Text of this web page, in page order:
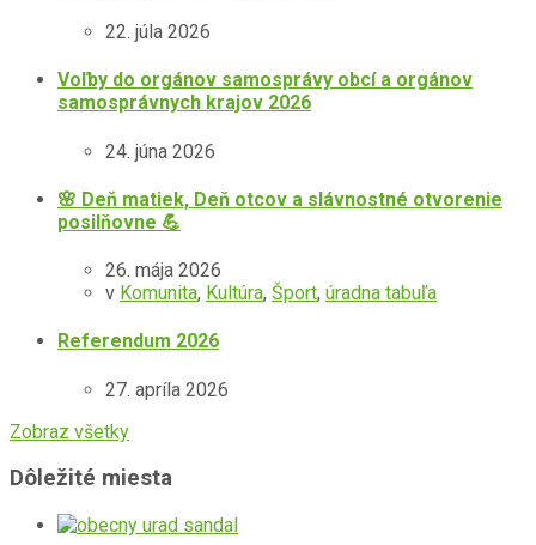
22. júla 2026
Voľby do orgánov samosprávy obcí a orgánov
samosprávnych krajov 2026
24. júna 2026
🌸 Deň matiek, Deň otcov a slávnostné otvorenie
posilňovne 💪
26. mája 2026
v Komunita, Kultúra, Šport, úradna tabuľa
Referendum 2026
27. apríla 2026
Zobraz všetky
Dôležité miesta